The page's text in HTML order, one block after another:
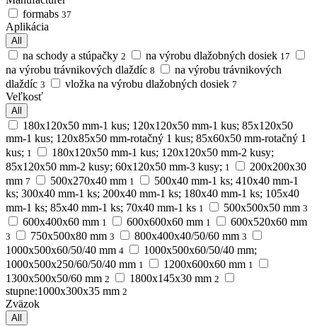
formabs 37
Aplikácia
All
na schody a stúpačky 2 na výrobu dlažobných dosiek 17
na výrobu trávnikových dlaždíc 8
na výrobu trávnikových
dlaždíc 3 vložka na výrobu dlažobných dosiek 7
Veľkosť
All
180x120x50 mm-1 kus; 120x120x50 mm-1 kus; 85x120x50
mm-1 kus; 120x85x50 mm-rotačný 1 kus; 85x60x50 mm-rotačný 1
kus; 1
180x120x50 mm-1 kus; 120x120x50 mm-2 kusy;
85x120x50 mm-2 kusy; 60x120x50 mm-3 kusy; 1
200х200х30
mm 7 500x270x40 mm 1
500x40 mm-1 ks; 410x40 mm-1
ks; 300x40 mm-1 ks; 200x40 mm-1 ks; 180x40 mm-1 ks; 105x40
mm-1 ks; 85x40 mm-1 ks; 70x40 mm-1 ks 1 500x500x50 mm 3
600x400x60 mm 1 600x600x60 mm 1 600х520х60 mm
3 750х500х80 mm 3 800х400х40/50/60 mm 3
1000х500х60/50/40 mm 4
1000х500х60/50/40 mm;
1000х500х250/60/50/40 mm 1 1200x600x60 mm 1
1300x500x50/60 mm 2 1800x145x30 mm 2
stupne:1000х300х35 mm 2
Zväzok
All